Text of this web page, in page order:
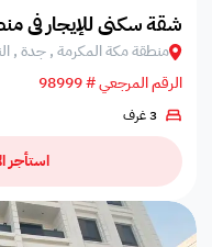
شقة سكني للإيجار في
منطقة مكة المكرمة , جدة ,
الرقم المرجعي # 98999
3 غرف
استأجر